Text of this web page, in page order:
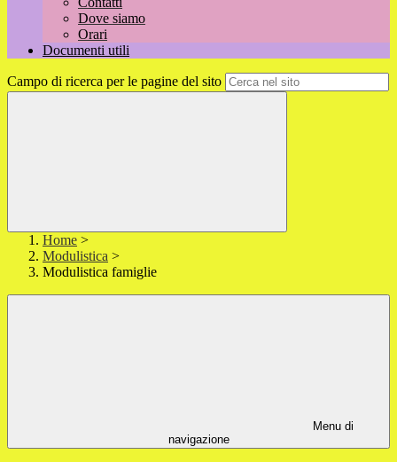
Dove siamo
Orari
Documenti utili
Campo di ricerca per le pagine del sito
Home >
Modulistica >
Modulistica famiglie
Menu di
navigazione